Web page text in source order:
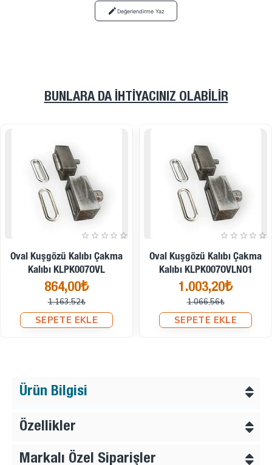
Değerlendirme Yaz
BUNLARA DA İHTIYACINIZ OLABILIR
İndirimde
Oval Kuşgözü Kalıbı Çakma
Kalıbı KLPK007OVL
864,00₺
1.163,52₺
SEPETE EKLE
İndirimde
Oval Kuşgözü Kalıbı Çakma
Kalıbı KLPK007OVLNO1
1.003,20₺
1.066,56₺
SEPETE EKLE
Ürün Bilgisi
Özellikler
Markalı Özel Siparişler